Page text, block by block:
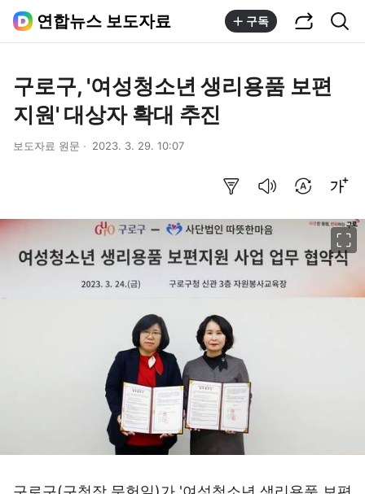
연합뉴스 보도자료 구독
구로구, '여성청소년 생리용품 보편
지원' 대상자 확대 추진
보도자료 원문 2023. 3. 29. 10:07